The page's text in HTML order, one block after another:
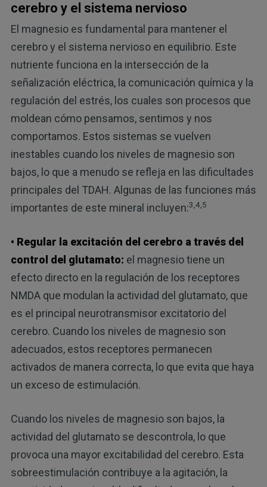
cerebro y el sistema nervioso
El magnesio es fundamental para mantener el
cerebro y el sistema nervioso en equilibrio. Este
nutriente funciona en la intersección de la
señalización eléctrica, la comunicación química y la
regulación del estrés, los cuales son procesos que
moldean cómo pensamos, sentimos y nos
comportamos. Estos sistemas se vuelven
inestables cuando los niveles de magnesio son
bajos, lo que a menudo se refleja en las dificultades
principales del TDAH. Algunas de las funciones más
importantes de este mineral incluyen:3,4,5
• Regular la excitación del cerebro a través del
control del glutamato: el magnesio tiene un
efecto directo en la regulación de los receptores
NMDA que modulan la actividad del glutamato, que
es el principal neurotransmisor excitatorio del
cerebro. Cuando los niveles de magnesio son
adecuados, estos receptores permanecen
activados de manera correcta, lo que evita que haya
un exceso de estimulación.
Cuando los niveles de magnesio son bajos, la
actividad del glutamato se descontrola, lo que
provoca una mayor excitabilidad del cerebro. Esta
sobreestimulación contribuye a la agitación, la